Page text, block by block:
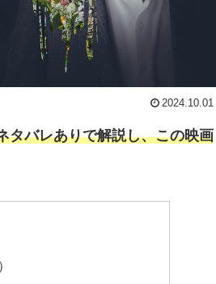
2024.10.01
タバレありで解説し、この映画